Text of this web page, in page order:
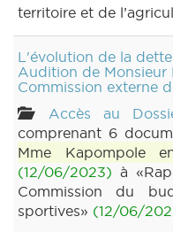
territoire et de
L'évolution de la
Audition de Monsieur
Commission externe
Accès au
comprenant 6
Mme Kapompole
(12/06/2023) à
Commission du
sportives» (12/06/